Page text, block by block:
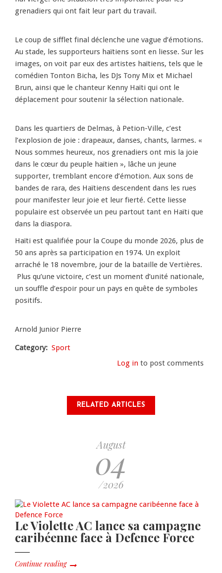
grenadiers qui ont fait leur part du travail.
Le coup de sifflet final déclenche une vague d’émotions.
Au stade, les supporteurs haïtiens sont en liesse. Sur les
images, on voit par eux des artistes haïtiens, tels que le
comédien Tonton Bicha, les DJs Tony Mix et Michael
Brun, ainsi que le chanteur Kenny Haïti qui ont le
déplacement pour soutenir la sélection nationale.
Dans les quartiers de Delmas, à Petion-Ville, c’est
l’explosion de joie : drapeaux, danses, chants, larmes. «
Nous sommes heureux, nos grenadiers ont mis la joie
dans le cœur du peuple haïtien », lâche un jeune
supporter, tremblant encore d’émotion. Aux sons de
bandes de rara, des Haïtiens descendent dans les rues
pour manifester leur joie et leur fierté. Cette liesse
populaire est observée un peu partout tant en Haïti que
dans la diaspora.
Haïti est qualifiée pour la Coupe du monde 2026, plus de
50 ans après sa participation en 1974. Un exploit
arraché le 18 novembre, jour de la bataille de Vertières.
Plus qu’une victoire, c’est un moment d’unité nationale,
un souffle d’espoir pour un pays en quête de symboles
positifs.
Arnold Junior Pierre
Category
Sport
Log into post comments
RELATED ARTICLES
August
04
/2026
Le Violette AC lance sa campagne
caribéenne face à Defence Force
Continue reading